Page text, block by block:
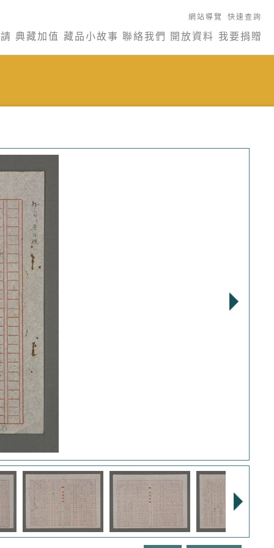
網站導覽 快速查詢
典藏加值 藏品小故事 聯絡我們 開放資料 我要捐贈